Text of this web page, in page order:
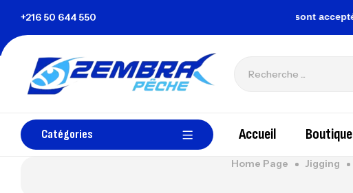
+216 50 644 550 Tous les paiements sont acceptés
Catégories Accueil Boutique
Home Page Jigging